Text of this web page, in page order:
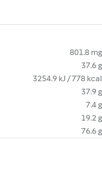
801.8 mg
37.6 g
3254.9 kJ / 778 kcal
37.9 g
7.4 g
19.2 g
76.6 g